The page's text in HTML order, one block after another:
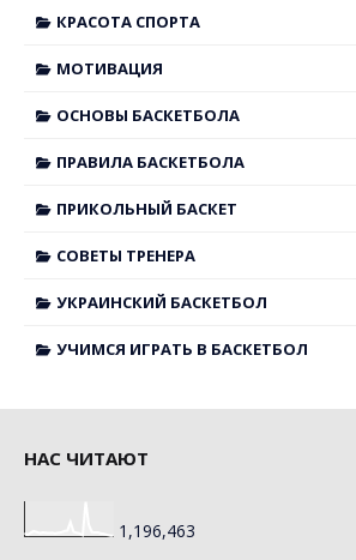
КРАСОТА СПОРТА
МОТИВАЦИЯ
ОСНОВЫ БАСКЕТБОЛА
ПРАВИЛА БАСКЕТБОЛА
ПРИКОЛЬНЫЙ БАСКЕТ
СОВЕТЫ ТРЕНЕРА
УКРАИНСКИЙ БАСКЕТБОЛ
УЧИМСЯ ИГРАТЬ В БАСКЕТБОЛ
НАС ЧИТАЮТ
1,196,463